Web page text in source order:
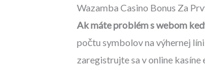
Wazamba Casino Bonus Za
Ak máte problém s webom
počtu symbolov na výhernej
zaregistrujte sa v online kasíne